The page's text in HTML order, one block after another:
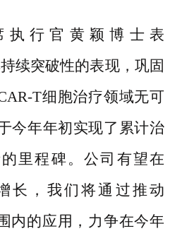
执行官黄颖博士表
续突破性的表现，巩固
T细胞治疗领域无可
今年年初实现了累计治
里程碑。公司有望在
长，我们将通过推动
内的应用，力争在今年